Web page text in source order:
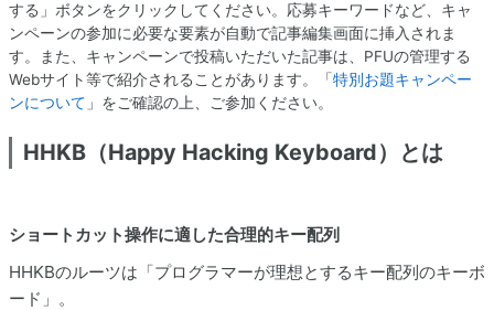
する」ボタンをクリックしてください。応募キーワードなど、キャ
ンペーンの参加に必要な要素が自動で記事編集画面に挿入されま
す。また、キャンペーンで投稿いただいた記事は、PFUの管理する
Webサイト等で紹介されることがあります。「特別お題キャンペー
ンについて 」をご確認の上、ご参加ください。
HHKB（Happy Hacking Keyboard）とは
ショートカット操作に適した合理的キー配列
HHKBのルーツは「プログラマーが理想とするキー配列のキーボ
ード」。